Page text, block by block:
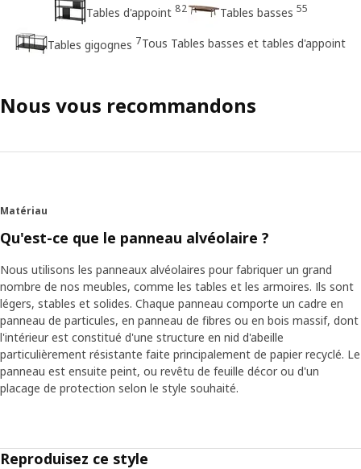
Tables d'appoint 82 Tables basses 55
Tables gigognes 7Tous Tables basses et tables d'appoint
Nous vous recommandons
Matériau
Qu'est-ce que le panneau alvéolaire ?
Nous utilisons les panneaux alvéolaires pour fabriquer un grand
nombre de nos meubles, comme les tables et les armoires. Ils sont
légers, stables et solides. Chaque panneau comporte un cadre en
panneau de particules, en panneau de fibres ou en bois massif, dont
l'intérieur est constitué d'une structure en nid d'abeille
particulièrement résistante faite principalement de papier recyclé. Le
panneau est ensuite peint, ou revêtu de feuille décor ou d'un
placage de protection selon le style souhaité.
Reproduisez ce style